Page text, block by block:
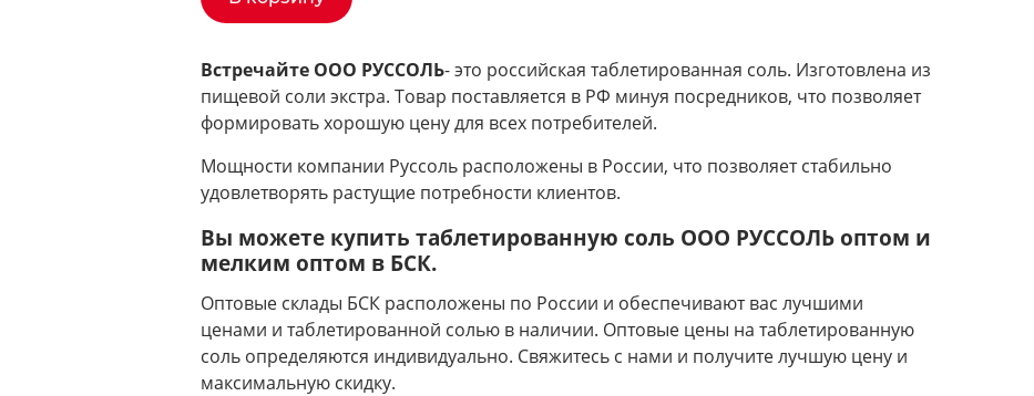
Встречайте ООО РУССОЛЬ- это российская таблетированная соль. Изготовлена из
пищевой соли экстра. Товар поставляется в РФ минуя посредников, что позволяет
формировать хорошую цену для всех потребителей.
Мощности компании Руссоль расположены в России, что позволяет стабильно
удовлетворять растущие потребности клиентов.
Вы можете купить таблетированную соль ООО РУССОЛЬ оптом и
мелким оптом в БСК.
Оптовые склады БСК расположены по России и обеспечивают вас лучшими
ценами и таблетированной солью в наличии. Оптовые цены на таблетированную
соль определяются индивидуально. Свяжитесь с нами и получите лучшую цену и
максимальную скидку.